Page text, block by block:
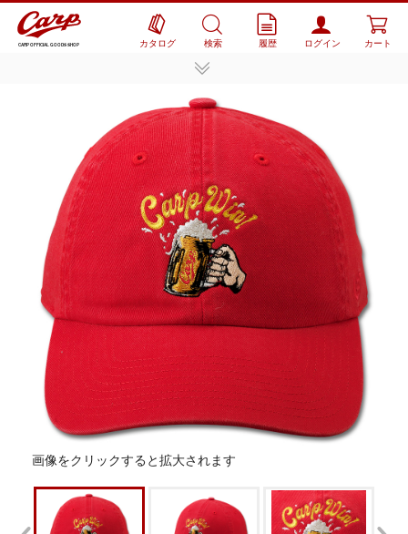
CARP OFFICIAL GOODS SHOP カタログ 検索 履歴 ログイン カート
画像をクリックすると拡大されます